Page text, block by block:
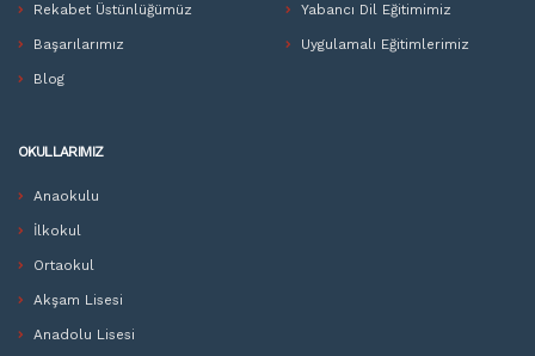
Rekabet Üstünlüğümüz
Başarılarımız
Blog
Yabancı Dil Eğitimimiz
Uygulamalı Eğitimlerimiz
OKULLARIMIZ
Anaokulu
İlkokul
Ortaokul
Akşam Lisesi
Anadolu Lisesi